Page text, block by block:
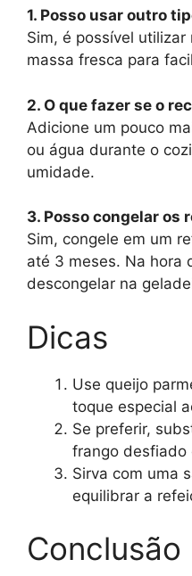
1. Posso usar outro
Sim, é possível
massa fresca para
2. O que fazer se o
Adicione um pouco
ou água durante o
umidade.
3. Posso congelar os
Sim, congele em um
até 3 meses. Na hora
descongelar na
Dicas
Use queijo
toque especial
Se preferir,
frango desfiado
Sirva com uma
equilibrar a
Conclusão